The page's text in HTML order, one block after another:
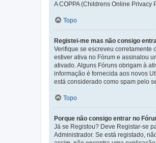
A COPPA (Childrens Online
Topo
Registei-me mas não consigo
Verifique se escreveu corretamente
estiver ativa no Fórum e assinalou
ativado. Alguns Fóruns obrigam à
informação é fornecida aos novos
está considerado como spam pelo
Topo
Porque não consigo entrar no
Já se Registou? Deve Registar-se
Administrador. Se está registado,